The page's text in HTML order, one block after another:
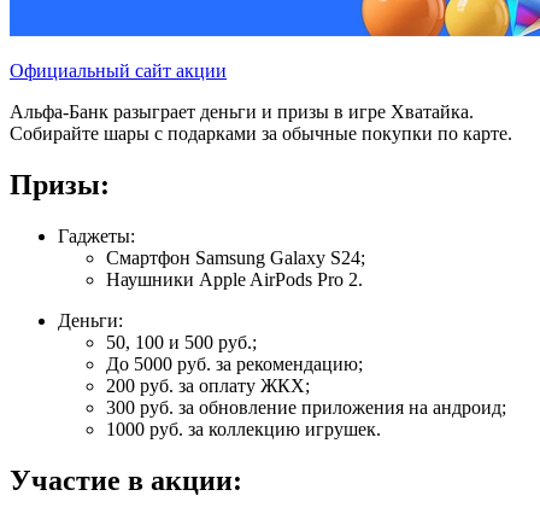
Официальный сайт акции
Альфа-Банк разыграет деньги и призы в игре Хватайка.
Собирайте шары с подарками за обычные покупки по карте.
Призы:
Гаджеты:
Смартфон Samsung Galaxy S24;
Наушники Apple AirPods Pro 2.
Деньги:
50, 100 и 500 руб.;
До 5000 руб. за рекомендацию;
200 руб. за оплату ЖКХ;
300 руб. за обновление приложения на андроид;
1000 руб. за коллекцию игрушек.
Участие в акции: